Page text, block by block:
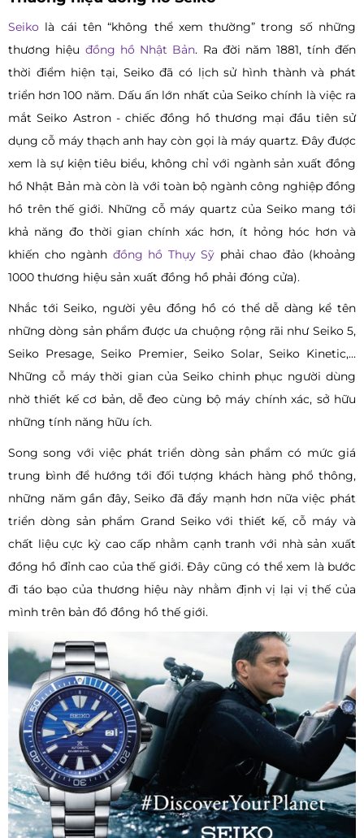
Seiko là cái tên “không thể xem thường” trong số những
thương hiệu đồng hồ Nhật Bản. Ra đời năm 1881, tính đến
thời điểm hiện tại, Seiko đã có lịch sử hình thành và phát
triển hơn 100 năm. Dấu ấn lớn nhất của Seiko chính là việc ra
mắt Seiko Astron - chiếc đồng hồ thương mại đầu tiên sử
dụng cỗ máy thạch anh hay còn gọi là máy quartz. Đây được
xem là sự kiện tiêu biểu, không chỉ với ngành sản xuất đồng
hồ Nhật Bản mà còn là với toàn bộ ngành công nghiệp đồng
hồ trên thế giới. Những cỗ máy quartz của Seiko mang tới
khả năng đo thời gian chính xác hơn, ít hỏng hóc hơn và
khiến cho ngành đồng hồ Thụy Sỹ phải chao đảo (khoảng
1000 thương hiệu sản xuất đồng hồ phải đóng cửa).
Nhắc tới Seiko, người yêu đồng hồ có thể dễ dàng kể tên
những dòng sản phẩm được ưa chuộng rộng rãi như Seiko 5,
Seiko Presage, Seiko Premier, Seiko Solar, Seiko Kinetic,...
Những cỗ máy thời gian của Seiko chinh phục người dùng
nhờ thiết kế cơ bản, dễ đeo cùng bộ máy chính xác, sở hữu
những tính năng hữu ích.
Song song với việc phát triển dòng sản phẩm có mức giá
trung bình để hướng tới đối tượng khách hàng phổ thông,
những năm gần đây, Seiko đã đẩy mạnh hơn nữa việc phát
triển dòng sản phẩm Grand Seiko với thiết kế, cỗ máy và
chất liệu cực kỳ cao cấp nhằm cạnh tranh với nhà sản xuất
đồng hồ đỉnh cao của thế giới. Đây cũng có thể xem là bước
đi táo bạo của thương hiệu này nhằm định vị lại vị thế của
mình trên bản đồ đồng hồ thế giới.